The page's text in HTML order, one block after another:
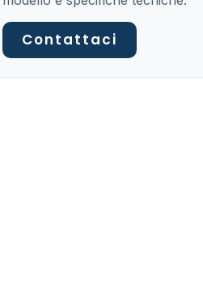
Contattaci